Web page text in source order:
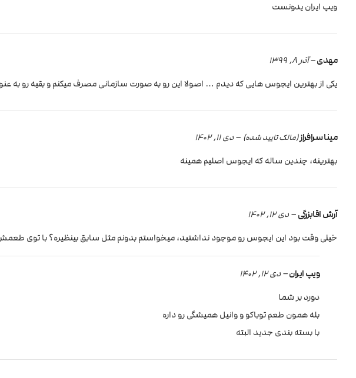
ویپ ایران یدونست
مهدی–آذر 8, 1399
یکی از بهترین ایجوس هایی که دیدم … اصولا این رو به صورت سازمانی مصرف میکنم و بقیه رو به
مینا سرافراز(مالک تایید شده) –دی 11, 1402
بهترینه، چندین ساله که ایجوس اصلیم همینه
آرش اقابزرگی– دی 12, 1402
خیلی وقت بود این ایجوس رو موجود نداشتید، میخواستم بدونم مثل سابق بینظیره؟ با توی
ویپ ایران– دی 12, 1402
دورد بر شما
بله همون طعم توباکو و وانیل همیشگی رو داره
با بسته بندی جدید البته